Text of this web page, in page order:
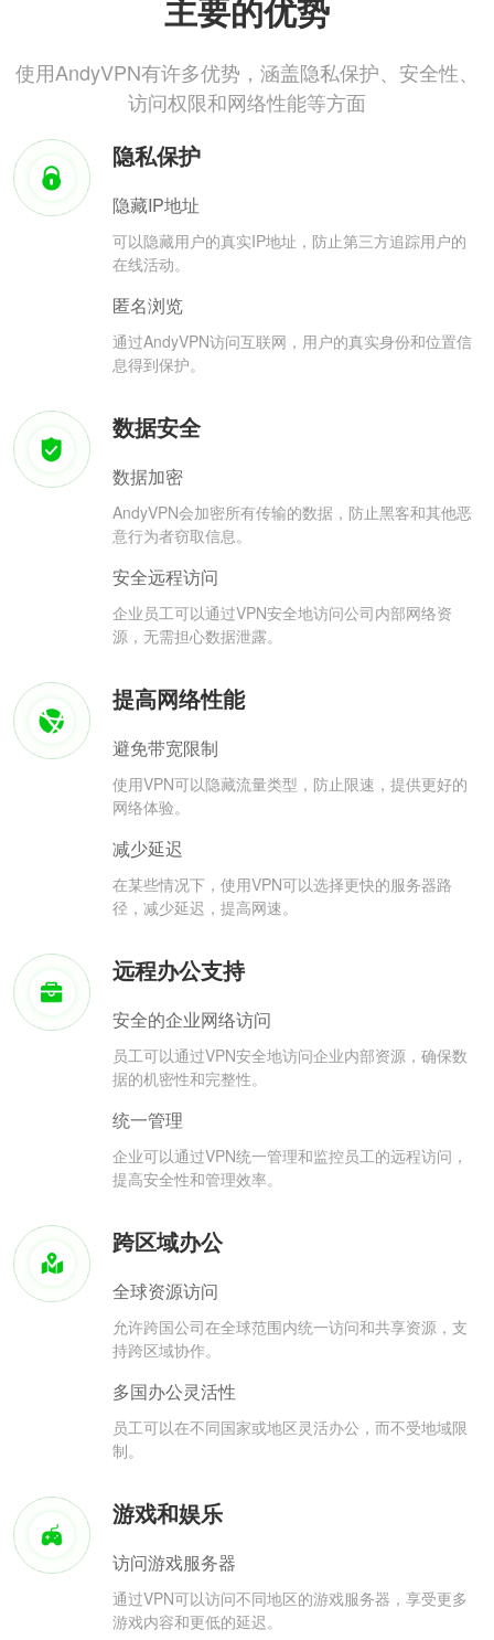
主要的优势
使用AndyVPN有许多优势，涵盖隐私保护、安全性、
访问权限和网络性能等方面
隐私保护
隐藏IP地址
可以隐藏用户的真实IP地址，防止第三方追踪用户的
在线活动。
匿名浏览
通过AndyVPN访问互联网，用户的真实身份和位置信
息得到保护。
数据安全
数据加密
AndyVPN会加密所有传输的数据，防止黑客和其他恶
意行为者窃取信息。
安全远程访问
企业员工可以通过VPN安全地访问公司内部网络资
源，无需担心数据泄露。
提高网络性能
避免带宽限制
使用VPN可以隐藏流量类型，防止限速，提供更好的
网络体验。
减少延迟
在某些情况下，使用VPN可以选择更快的服务器路
径，减少延迟，提高网速。
远程办公支持
安全的企业网络访问
员工可以通过VPN安全地访问企业内部资源，确保数
据的机密性和完整性。
统一管理
企业可以通过VPN统一管理和监控员工的远程访问，
提高安全性和管理效率。
跨区域办公
全球资源访问
允许跨国公司在全球范围内统一访问和共享资源，支
持跨区域协作。
多国办公灵活性
员工可以在不同国家或地区灵活办公，而不受地域限
制。
游戏和娱乐
访问游戏服务器
通过VPN可以访问不同地区的游戏服务器，享受更多
游戏内容和更低的延迟。